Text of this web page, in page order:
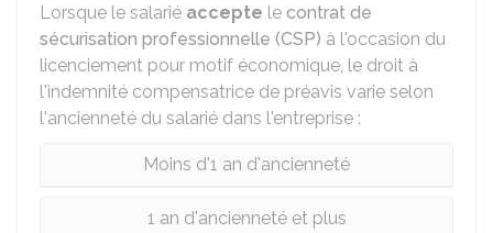
Lorsque le salarié accepte le contrat de
sécurisation professionnelle (CSP) à l'occasion du
licenciement pour motif économique, le droit à
l'indemnité compensatrice de préavis varie selon
l'ancienneté du salarié dans l'entreprise :
Moins d'1 an d'ancienneté
1 an d'ancienneté et plus